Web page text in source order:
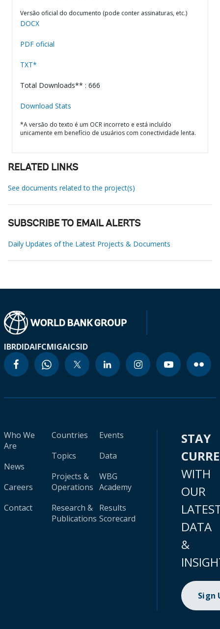
Versão oficial do documento (pode conter assinaturas, etc.)
DOCX
PDF oficial
TXT*
Total Downloads** : 666
Download Stats
*A versão do texto é um OCR incorreto e está incluído
unicamente em benefício de usuários com conectividade lenta.
RELATED LINKS
See documents related to the project(s)
SUBSCRIBE TO EMAIL ALERTS
Daily Updates of the Latest Projects & Documents
IBRDIDAIFCMIGAICSID
Who We
Are
News
Careers
Contact
Countries
Topics
Projects &
Operations
Research &
Publications
Events
Data
WBG
Academy
Results
Scorecard
STAY
WITH
OUR
DATA
&
Sign